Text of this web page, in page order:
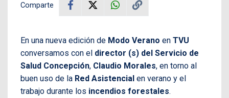
Comparte
En una nueva edición de Modo Verano en TVU
conversamos con el director (s) del Servicio de
Salud Concepción, Claudio Morales, en torno al
buen uso de la Red Asistencial en verano y el
trabajo durante los incendios forestales.